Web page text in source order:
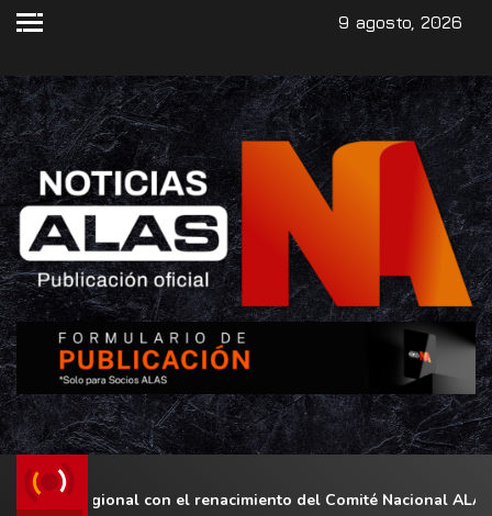
9 agosto, 2026
regional con el renacimiento del Comité Nacional ALAS